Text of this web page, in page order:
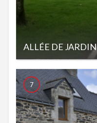
ALLÉE DE JARDIN
7